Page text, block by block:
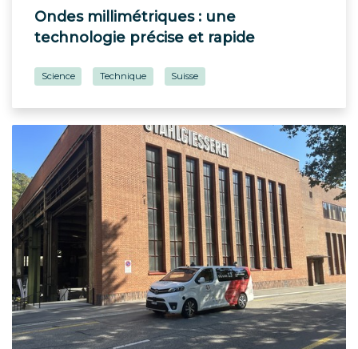
Ondes millimétriques : une
technologie précise et rapide
Science Technique Suisse